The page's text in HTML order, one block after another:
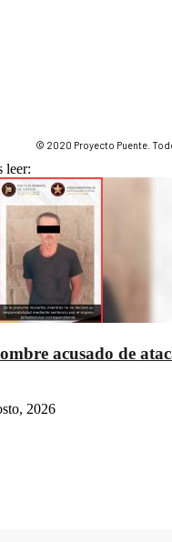
© 2020 Proyecto Puente.
leer:
acusado de
2026